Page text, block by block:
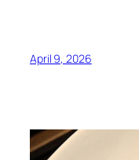
April 9, 2026